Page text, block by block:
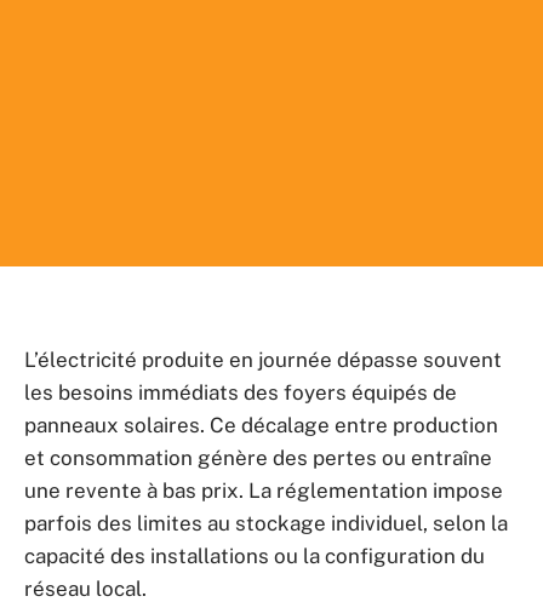
L’électricité produite en journée dépasse souvent
les besoins immédiats des foyers équipés de
panneaux solaires. Ce décalage entre production
et consommation génère des pertes ou entraîne
une revente à bas prix. La réglementation impose
parfois des limites au stockage individuel, selon la
capacité des installations ou la configuration du
réseau local.